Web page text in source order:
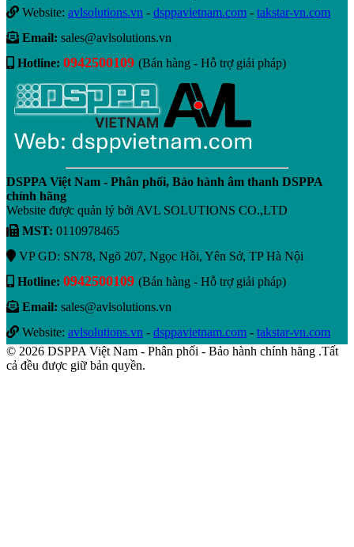
Website: avlsolutions.vn - dsppavietnam.com - takstar-vn.com
Email: sales@avlsolutions.vn
Hotline: 0942500109 (Bán hàng - Hỗ trợ giải pháp)
DSPPA Việt Nam - Phân phối, Bảo hành âm thanh DSPPA
chính hãng
Website được quản lý bởi AVL SOLUTIONS CO.,LTD
MST: 0110978465
VP GD: SN78, Ngõ 207, Ngọc Hồi, Yên Sở, TP Hà Nội
Hotline: 0942500109 (Bán hàng - Hỗ trợ giải pháp)
Email: sales@avlsolutions.vn
Website: avlsolutions.vn - dsppavietnam.com - takstar-vn.com
© 2026 DSPPA Việt Nam - Phân phối - Bảo hành chính hãng .Tất
cả đều được giữ bản quyền.